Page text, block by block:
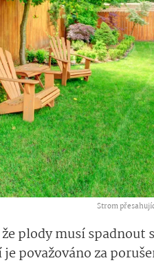
Strom
plody musí spadnout
považováno za